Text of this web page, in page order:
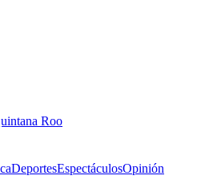
Roo
DeportesEspectáculosOpinión